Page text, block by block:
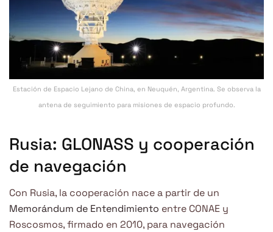
Estación de Espacio Lejano de China, en Neuquén, Argentina. Se observa la
antena de seguimiento para misiones de espacio profundo.
Rusia: GLONASS y cooperación
de navegación
Con Rusia, la cooperación nace a partir de un
Memorándum de Entendimiento entre CONAE y
Roscosmos, firmado en 2010, para navegación